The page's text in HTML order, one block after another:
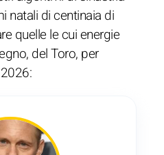
natali di centinaia di
quelle le cui energie
del Toro, per